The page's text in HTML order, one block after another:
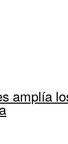
amplía